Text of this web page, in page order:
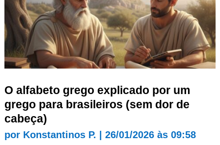
O alfabeto grego explicado por um
grego para brasileiros (sem dor de
cabeça)
por Konstantinos P. 26/01/2026 às 09:58